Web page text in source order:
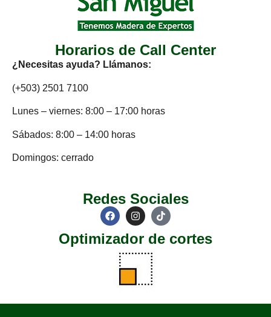
Horarios de Call Center
¿Necesitas ayuda? Llámanos:
(+503) 2501 7100
Lunes – viernes: 8:00 – 17:00 horas
Sábados: 8:00 – 14:00 horas
Domingos: cerrado
Redes Sociales
Optimizador de cortes